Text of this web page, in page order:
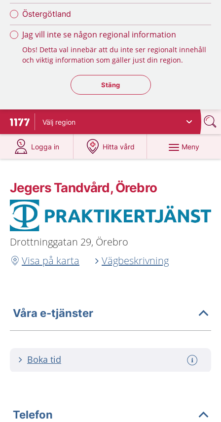
Östergötland
Jag vill inte se någon regional information
Obs! Detta val innebär att du inte ser regionalt innehåll
och viktig information som gäller just din region.
Stäng regionsväljaren
Stäng
Till startsidan för 1177
Välj region
Logga in
på 1177.se
Hitta vård
på 1177.se
Meny
Jegers Tandvård, Örebro
Drottninggatan 29, Örebro
Visa på karta
Vägbeskrivning
Våra e-tjänster
Boka tid
Telefon